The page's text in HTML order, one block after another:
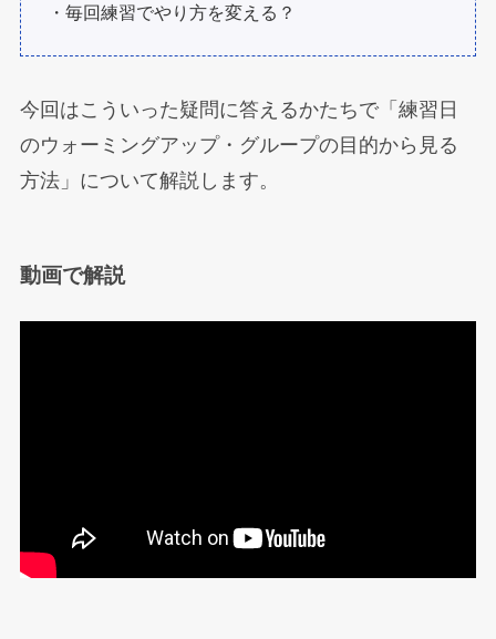
・毎回練習でやり方を変える？
今回はこういった疑問に答えるかたちで「練習日
のウォーミングアップ・グループの目的から見る
方法」について解説します。
動画で解説